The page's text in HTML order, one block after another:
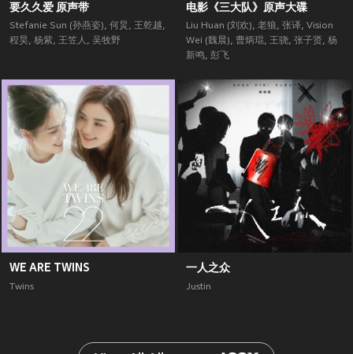
要久久爱 原声带
Stefanie Sun (孙燕姿), 何炅, 王乾越,
程昊, 杨紫, 王笠人, 吴牧野
电影《三大队》原声大碟
Liu Huan (刘欢), 老狼, 张译, Vision
Wei (魏晨), 曹炳琨, 王骁, 张子贤, 杨
新鸣, 彭飞
WE ARE TWINS
Twins
一人之众
Justin